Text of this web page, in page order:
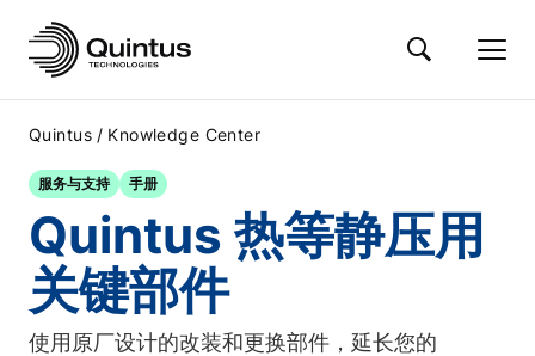
Quintus / Knowledge Center
服务与支持 手册
Quintus 热等静压用
关键部件
使用原厂设计的改装和更换部件，延长您的